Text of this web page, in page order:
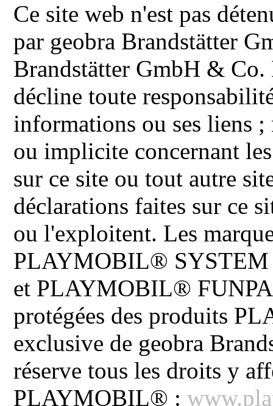
Ce site web n'est pas
par geobra Brandstätter
Brandstätter GmbH & Co.
décline toute
informations ou ses liens ;
ou implicite concernant
sur ce site ou tout autre
déclarations faites sur ce
ou l'exploitent. Les
PLAYMOBIL®
et PLAYMOBIL®
protégées des produits
exclusive de geobra
réserve tous les droits y
PLAYMOBIL® :